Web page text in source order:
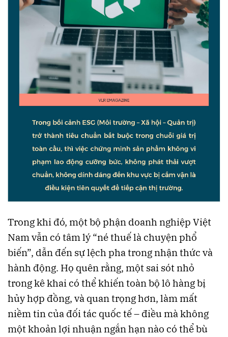
Trong khi đó, một bộ phận doanh nghiệp Việt
Nam vẫn có tâm lý “né thuế là chuyện phổ
biến”, dẫn đến sự lệch pha trong nhận thức và
hành động. Họ quên rằng, một sai sót nhỏ
trong kê khai có thể khiến toàn bộ lô hàng bị
hủy hợp đồng, và quan trọng hơn, làm mất
niềm tin của đối tác quốc tế – điều mà không
một khoản lợi nhuận ngắn hạn nào có thể bù